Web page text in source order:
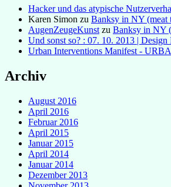
Hacker und das atypische
Karen Simon zu Banksy in NY (meat
AugenZeugeKunstzu Banksy in NY
Und sonst so? : 07. 10. 2013 | Design
Urban Interventions Manifest -
Archiv
August 2016
April 2016
Februar 2016
April 2015
Januar 2015
April 2014
Januar 2014
Dezember 2013